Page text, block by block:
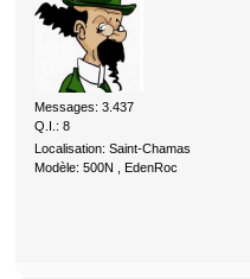
Messages: 3.437
Q.I.: 8
Localisation: Saint-Chamas
Modèle: 500N , EdenRoc